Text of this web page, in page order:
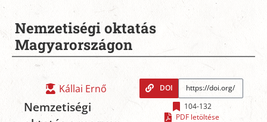
Nemzetiségi oktatás
Magyarországon
Kállai Ernő
Nemzetiségi
DOI
104-132
PDF letöltése